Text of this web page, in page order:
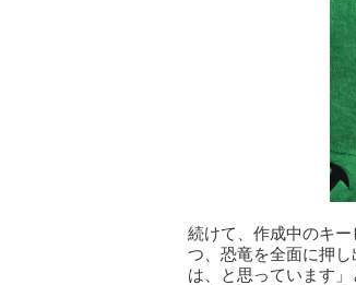
続けて、作成中のキ
つ、恐竜を全面に押
は、と思っています